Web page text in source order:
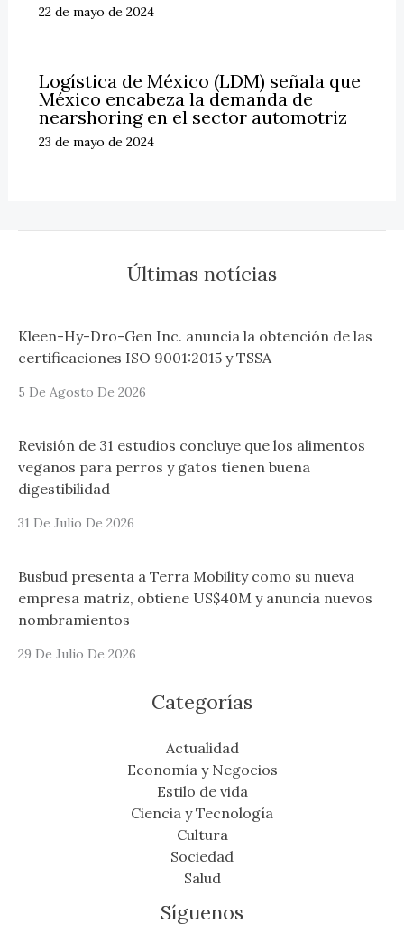
22 de mayo de 2024
Logística de México (LDM) señala que
México encabeza la demanda de
nearshoring en el sector automotriz
23 de mayo de 2024
Últimas notícias
Kleen-Hy-Dro-Gen Inc. anuncia la obtención de las
certificaciones ISO 9001:2015 y TSSA
5 De Agosto De 2026
Revisión de 31 estudios concluye que los alimentos
veganos para perros y gatos tienen buena
digestibilidad
31 De Julio De 2026
Busbud presenta a Terra Mobility como su nueva
empresa matriz, obtiene US$40M y anuncia nuevos
nombramientos
29 De Julio De 2026
Categorías
Actualidad
Economía y Negocios
Estilo de vida
Ciencia y Tecnología
Cultura
Sociedad
Salud
Síguenos